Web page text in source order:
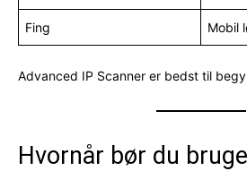
Fing Mobil
Advanced IP Scanner er bedst til
Hvornår bør du